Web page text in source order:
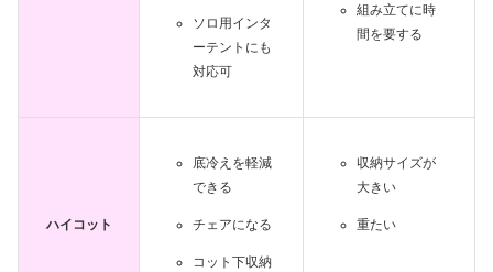
ソロ用インタ
ーテントにも
対応可
組み立てに時
間を要する
ハイコット
底冷えを軽減
できる
チェアになる
コット下収納
収納サイズが
大きい
重たい